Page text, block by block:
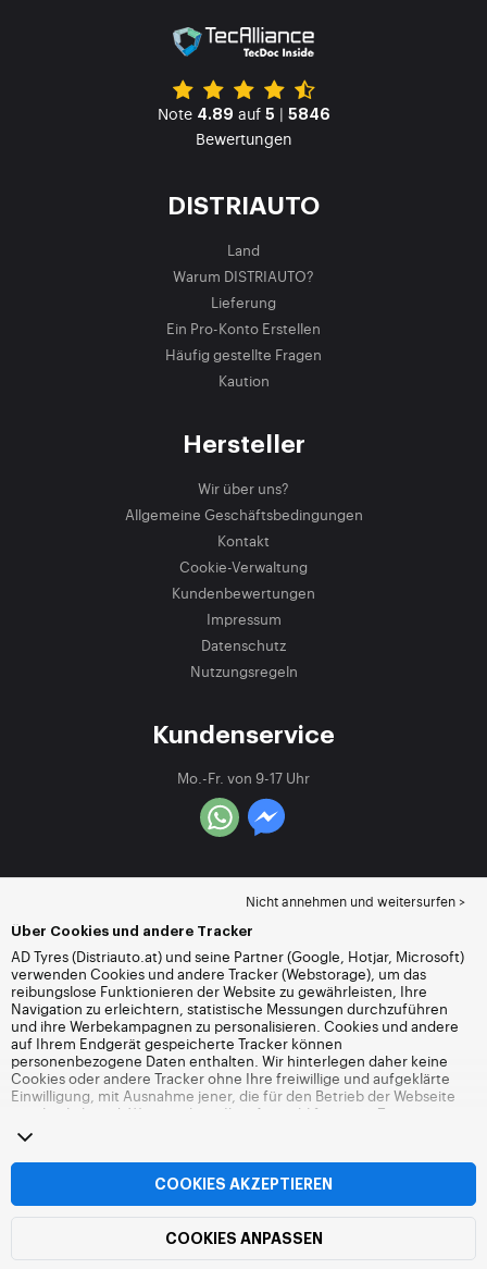
Note 4.89 auf 5 | 5846
Bewertungen
DISTRIAUTO
Land
Warum DISTRIAUTO?
Lieferung
Ein Pro-Konto Erstellen
Häufig gestellte Fragen
Kaution
Hersteller
Wir über uns?
Allgemeine Geschäftsbedingungen
Kontakt
Cookie-Verwaltung
Kundenbewertungen
Impressum
Datenschutz
Nutzungsregeln
Kundenservice
Mo.-Fr. von 9-17 Uhr
Nicht annehmen und weitersurfen >
Über Cookies und andere Tracker
AD Tyres (Distriauto.at) und seine Partner (Google, Hotjar, Microsoft)
verwenden Cookies und andere Tracker (Webstorage), um das
reibungslose Funktionieren der Website zu gewährleisten, Ihre
Navigation zu erleichtern, statistische Messungen durchzuführen
und ihre Werbekampagnen zu personalisieren. Cookies und andere
auf Ihrem Endgerät gespeicherte Tracker können
personenbezogene Daten enthalten. Wir hinterlegen daher keine
Cookies oder andere Tracker ohne Ihre freiwillige und aufgeklärte
Einwilligung, mit Ausnahme jener, die für den Betrieb der Webseite
unerlässlich sind. Wir speichern Ihre Auswahl für einen Zeitraum von
6 Monaten. Sie können Ihre Einwilligung jederzeit widerrufen, indem
Sie die Webseite
die Möglichkeit, Ihre Navigation fortzusetzen, ohne die Hinterlegung
von Cookies oder anderen Trackern zu akzeptieren. Die Ablehnung
hat keinen Einfluss auf Ihren Zugriff zu den angebotenen
Dienstleistungen Distriauto.at. Weitere Informationen finden Sie auf
Webseite Cookies und andere Tracker.
COOKIES AKZEPTIEREN
COOKIES ANPASSEN